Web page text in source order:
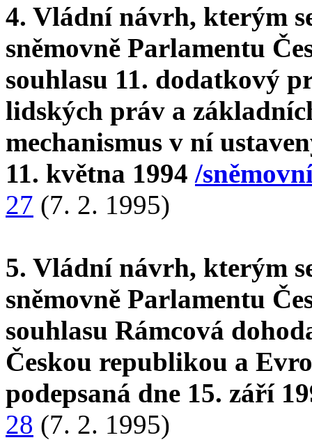
4. Vládní návrh, kterým
sněmovně Parlamentu
souhlasu 11. dodatkový
lidských práv a
mechanismus v ní
11. května 1994 /
27 (7. 2. 1995)
5. Vládní návrh, kterým
sněmovně Parlamentu
souhlasu Rámcová
Českou republikou a
podepsaná dne 15. září
28 (7. 2. 1995)